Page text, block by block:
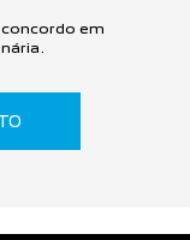
em